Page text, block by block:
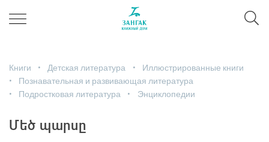
Книги Детская литература
Иллюстрированные книги
Познавательная и развивающая литература
Подростковая литература
Энциклопедии
Մեծ պարսը